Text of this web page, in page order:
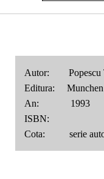
Autor: Popescu
Editura: Munchen
An: 1993
ISBN:
Cota: serie